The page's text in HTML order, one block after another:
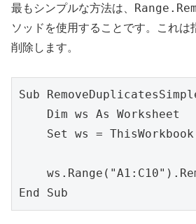
最もシンプルな方法は、
ソッドを使用することです。これは
削除します。
Sub
    Dim ws As Worksheet
Set ws =